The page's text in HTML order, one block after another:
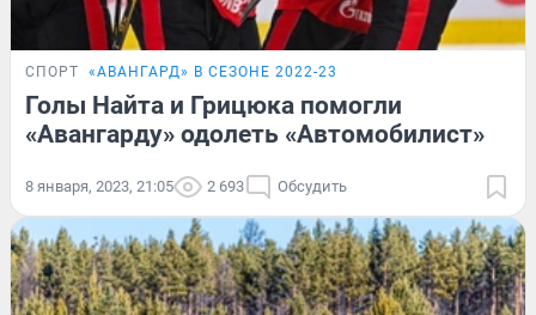
СПОРТ «АВАНГАРД» В СЕЗОНЕ 2022-23
Голы Найта и Грицюка помогли
«Авангарду» одолеть «Автомобилист»
8 января, 2023, 21:05 2 693 Обсудить